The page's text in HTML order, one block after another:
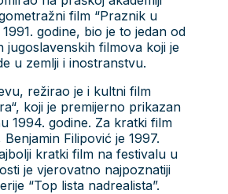
film “Praznik u
godine, bio je to jedan od
jugoslavenskih filmova koji je
u zemlji i inostranstvu.
režirao je i kultni film
koji je premijerno prikazan
1994. godine. Za kratki film
Benjamin Filipović je 1997.
kratki film na festivalu u
je vjerovatno najpoznatiji
“Top lista nadrealista”.